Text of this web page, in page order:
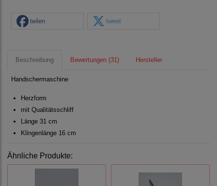
teilen tweet
Beschreibung Bewertungen (31) Hersteller
Handschermaschine
Herzform
mit Qualitätsschliff
Länge 31 cm
Klingenlänge 16 cm
Ähnliche Produkte: